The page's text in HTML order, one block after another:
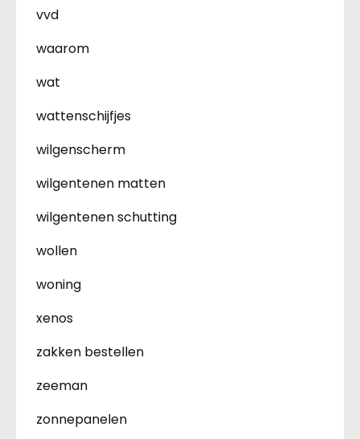
vvd
waarom
wat
wattenschijfjes
wilgenscherm
wilgentenen matten
wilgentenen schutting
wollen
woning
xenos
zakken bestellen
zeeman
zonnepanelen